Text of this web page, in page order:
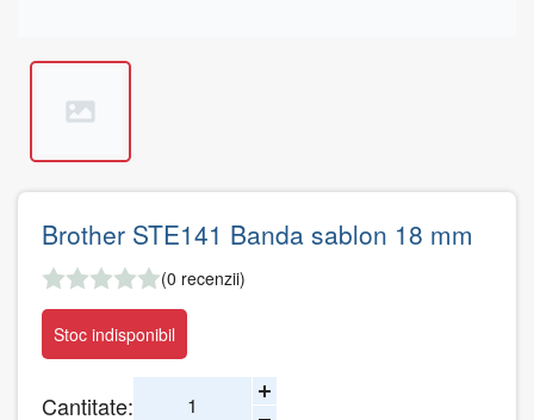
Brother STE141 Banda sablon 18 mm
(0 recenzii)
Stoc indisponibil
Cantitate: